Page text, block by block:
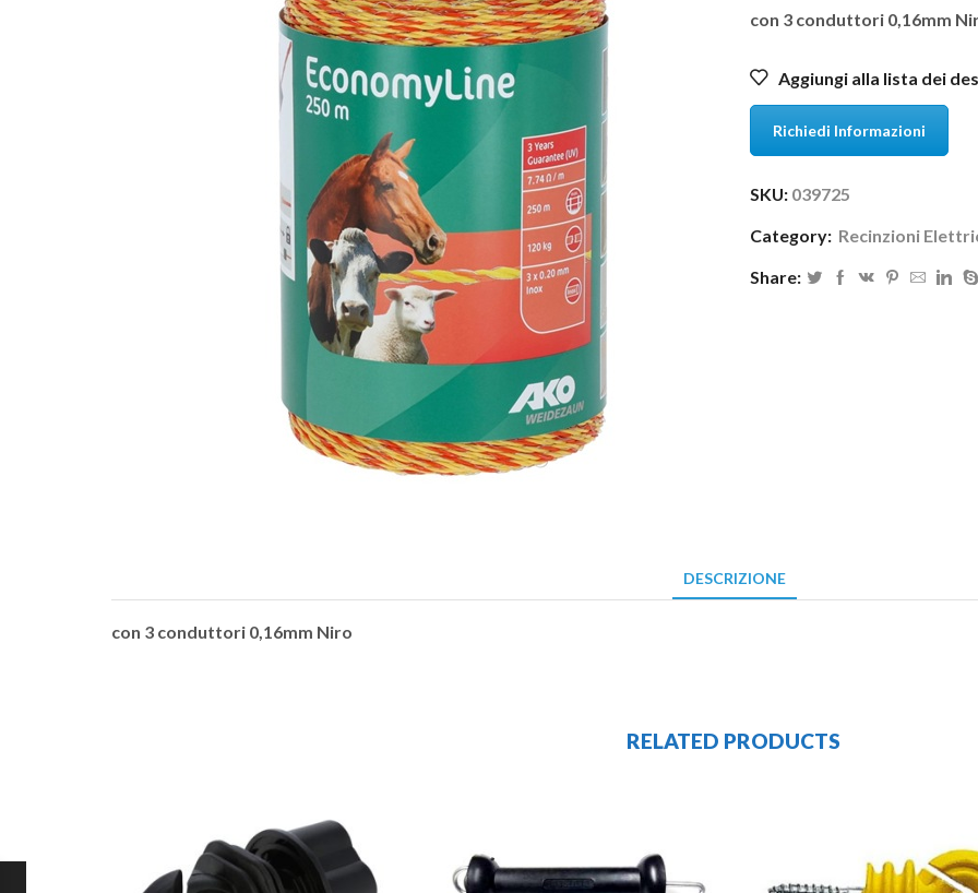
con 3 conduttori 0,16mm
Aggiungi alla lista dei
Richiedi Informazioni
SKU: 039725
Category: Recinzioni
Share:
DESCRIZIONE
con 3 conduttori 0,16mm Niro
RELATED PRODUCTS